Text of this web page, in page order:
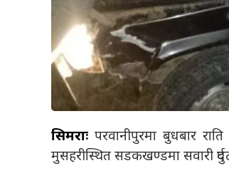
सिमराः परवानीपुरमा बुधबार
मुसहरीस्थित सडकखण्डमा सवारी